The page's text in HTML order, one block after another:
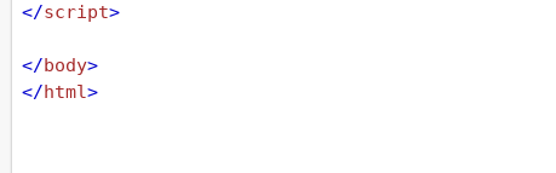
</script>
</body>
</html>